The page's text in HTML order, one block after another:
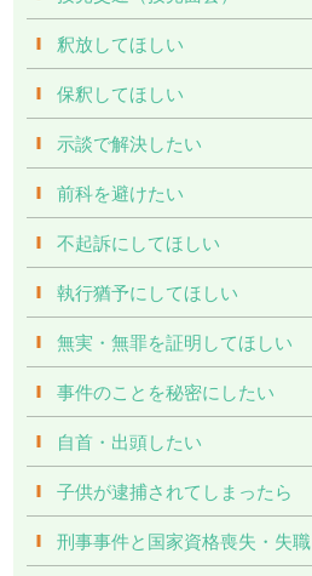
釈放してほしい
保釈してほしい
示談で解決したい
前科を避けたい
不起訴にしてほしい
執行猶予にしてほしい
無実・無罪を証明してほしい
事件のことを秘密にしたい
自首・出頭したい
子供が逮捕されてしまったら
刑事事件と国家資格喪失・失職